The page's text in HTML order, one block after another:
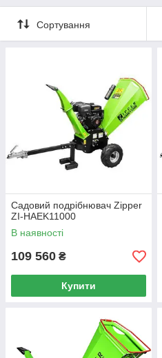
Сортування
Садовий подрібнювач Zipper
ZI-HAEK11000
В наявності
109 560 ₴
Купити